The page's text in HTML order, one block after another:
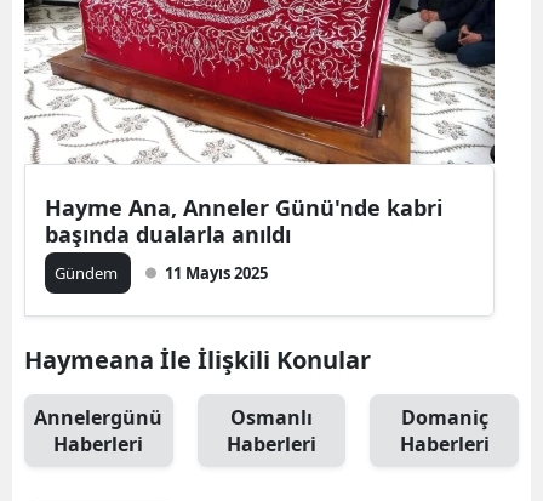
Hayme Ana, Anneler Günü'nde kabri
başında dualarla anıldı
Gündem 11 Mayıs 2025
Haymeana İle İlişkili Konular
Annelergünü
Haberleri
Osmanlı
Haberleri
Domaniç
Haberleri